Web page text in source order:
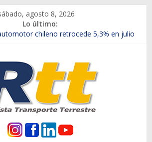
agosto 8, 2026
Lo último:
internacional en lanzar la nueva
electrificados de Chevrolet en el Biobío
con nuevas sucursales en Rancagua y
presentó la recién estrenada Bolden en
2026